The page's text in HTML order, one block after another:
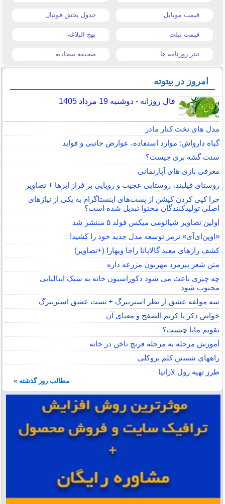
قیمت موبایل جدول پخش فوتبال
قیمت تبلت نهج البلاغه
تیتر روزنامه ها صحیفه سجادیه
امروز در بیتوته
فال روزانه - دوشنبه 19 مرداد 1405
مدل های تخت کنار مادر
گیاه دارواش: موارد استفاده، عوارض جانبی و فواید
سنت گشه بری چیست؟
معرفی بازی های آپارتمانی
روستای فیلبند، روستایی عجیب و رویایی بر فراز ابرها + تصاویر
چرا کپی کردن کپشن از پست‌های اینستاگرام به یکی از نیازهای
اصلی تولیدکنندگان محتوا تبدیل شده است؟
اولین تصاویر شیائومی میکس فولد ۵ منتشر شد
«اوپن‌ای‌آی» ترمز توسعه مدل جدید خود را کشید!
کشف رازهای معبد گالاپاتا راجا ویهارا (+تصاویر)
متن شعر پیرمرد مهربون مزرعه داره
چه چیزی باعث می شود دکوراسیون خانه به سبک ایتالیایی
محبوب شود
سه مولفه عشق از نظر استرنبرگ + تست عشق استرنبرگ
خواص ذکر یا کریم الصفح و معنای آن
تقویم مایا چیست؟
آموزش مرحله به مرحله فرنچ ناخن در خانه
راههای شستن کلم بروکلی
طرز تهیه رول لازانیا
مطالب روز گذشته »